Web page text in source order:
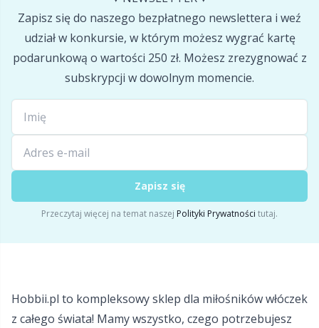
Pompony
Produkty z logo Hobbii
Przechowywanie akcesoriów
Przyrządy do robienia pomiarów
Skórzane
Wypełnienie do maskotek
Zapisz się do naszego bezpłatnego newslettera i weź
udział w konkursie, w którym możesz wygrać kartę
podarunkową o wartości 250 zł. Możesz zrezygnować z
subskrypcji w dowolnym momencie.
Zapisz się
Przeczytaj więcej na temat naszej Polityki Prywatności tutaj.
Hobbii.pl to kompleksowy sklep dla miłośników włóczek
z całego świata! Mamy wszystko, czego potrzebujesz